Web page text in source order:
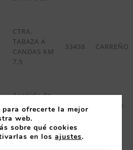
CTRA.
TABAZA A
CANDAS KM
7,5
33438 CARREÑO
Avenida de
Laviana
s/n- CIAÑO
33900 Langreo
Edificio La
ofrecerte la mejor
web.
sobre qué cookies
en losajustes.